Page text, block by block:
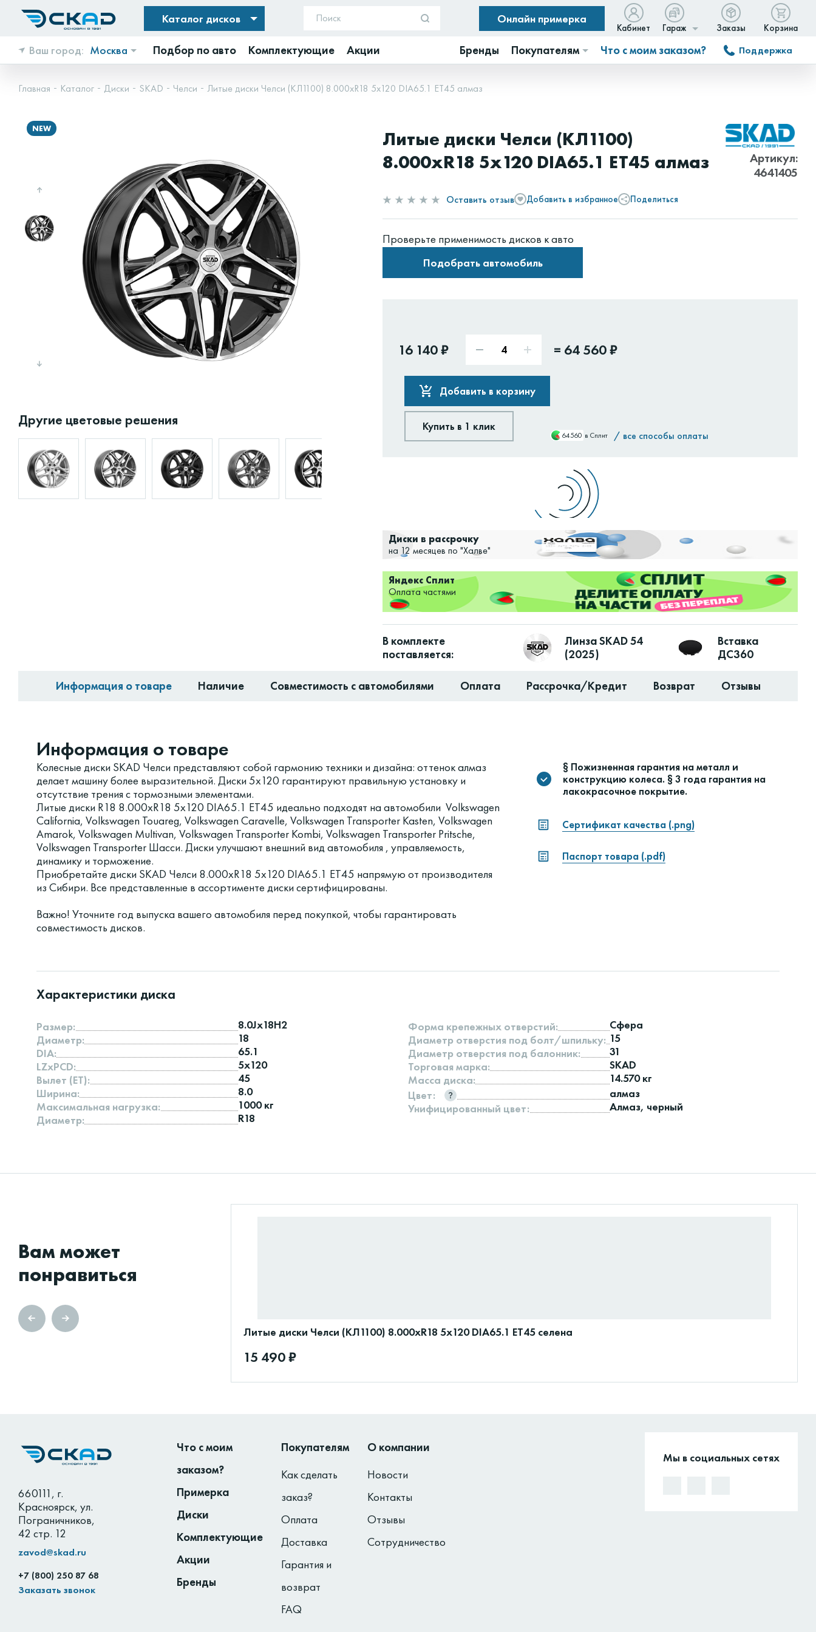
Каталог дисков Онлайн примерка
Кабинет Гараж Заказы Корзина
Ваш город: Москва Подбор по авто Комплектующие Акции Бренды Покупателям Что с моим заказом? Поддержка
Главная Каталог Диски SKAD Челси Литые диски Челси (КЛ1100) 8.000xR18 5x120 DIA65.1 ET45 алмаз
NEW
Другие цветовые решения
Литые диски Челси (КЛ1100)
8.000xR18 5x120 DIA65.1 ET45 алмаз
Артикул:
4641405
Оставить отзыв Добавить в избранное Поделиться
Проверьте применимость дисков к авто
Подобрать автомобиль
16 140 ₽ = 64 560 ₽
Добавить в корзину
Купить в 1 клик
64560 в Сплит / все способы оплаты
Диски в рассрочку
на 12 месяцев по "Халве"
Яндекс Сплит
Оплата частями
В комплекте
поставляется:
Линза SKAD 54
(2025)
Вставка
ДС360
Информация о товаре Наличие Совместимость с автомобилями Оплата Рассрочка/Кредит Возврат Отзывы
Информация о товаре
Колесные диски SKAD Челси представляют собой гармонию техники и дизайна: оттенок алмаз
делает машину более выразительной. Диски 5x120 гарантируют правильную установку и
отсутствие трения с тормозными элементами.
Литые диски R18 8.000xR18 5x120 DIA65.1 ET45 идеально подходят на автомобили Volkswagen
California, Volkswagen Touareg, Volkswagen Caravelle, Volkswagen Transporter Kasten, Volkswagen
Amarok, Volkswagen Multivan, Volkswagen Transporter Kombi, Volkswagen Transporter Pritsche,
Volkswagen Transporter Шасси. Диски улучшают внешний вид автомобиля , управляемость,
динамику и торможение.
Приобретайте диски SKAD Челси 8.000xR18 5x120 DIA65.1 ET45 напрямую от производителя
из Сибири. Все представленные в ассортименте диски сертифицированы.
Важно! Уточните год выпуска вашего автомобиля перед покупкой, чтобы гарантировать
совместимость дисков.
§ Пожизненная гарантия на металл и
конструкцию колеса. § 3 года гарантия на
лакокрасочное покрытие.
Сертификат качества (.png)
Паспорт товара (.pdf)
Характеристики диска
Размер:
8.0Jx18H2
Диаметр:
18
DIA:
65.1
LZxPCD:
5x120
Вылет (ET):
45
Ширина:
8.0
Максимальная нагрузка:
1000 кг
Диаметр:
R18
Форма крепежных отверстий:
Сфера
Диаметр отверстия под болт/шпильку: 15
Диаметр отверстия под балонник:
31
Торговая марка:
SKAD
Масса диска:
14.570 кг
Цвет:
алмаз
Унифицированный цвет:
Алмаз, черный
Вам может
понравиться
Литые диски Челси (КЛ1100) 8.000xR18 5x120 DIA65.1 ET45 селена
15 490 ₽
660111, г.
Красноярск, ул.
Пограничников,
42 стр. 12
zavod@skad.ru
+7 (800) 250 87 68
Заказать звонок
Что с моим
заказом?
Примерка
Диски
Комплектующие
Акции
Бренды
Покупателям
Как сделать
заказ?
Оплата
Доставка
Гарантия и
возврат
FAQ
О компании
Новости
Контакты
Отзывы
Сотрудничество
Мы в социальных сетях